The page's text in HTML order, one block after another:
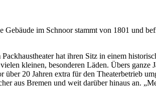
im Schnoor stammt von 1801 und
hat ihren Sitz in einem
kleinen, besonderen Läden. Übers
20 Jahren extra für den Theaterbetrieb
aus Bremen und weit darüber hinaus an.